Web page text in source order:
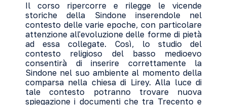
Il corso ripercorre e rilegge le vicende
storiche della Sindone inserendole nel
contesto delle varie epoche, con particolare
attenzione all'evoluzione delle forme di pietà
ad essa collegate. Così, lo studio del
contesto religioso del basso medioevo
consentirà di inserire correttamente la
Sindone nel suo ambiente al momento della
comparsa nella chiesa di Lirey. Alla luce di
tale contesto potranno trovare nuova
spiegazione i documenti che tra Trecento e